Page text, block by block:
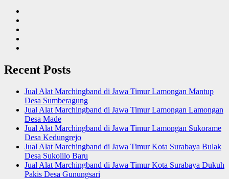
Recent Posts
Jual Alat Marchingband di Jawa Timur Lamongan Mantup
Desa Sumberagung
Jual Alat Marchingband di Jawa Timur Lamongan Lamongan
Desa Made
Jual Alat Marchingband di Jawa Timur Lamongan Sukorame
Desa Kedungrejo
Jual Alat Marchingband di Jawa Timur Kota Surabaya Bulak
Desa Sukolilo Baru
Jual Alat Marchingband di Jawa Timur Kota Surabaya Dukuh
Pakis Desa Gunungsari